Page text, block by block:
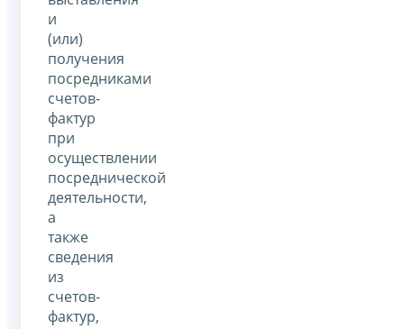
и
(или)
получения
посредниками
счетов-
фактур
при
осуществлении
посреднической
деятельности,
а
также
сведения
из
счетов-
фактур,